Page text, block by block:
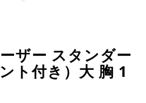
ザー スタンダー
ト付き）大 胸 1